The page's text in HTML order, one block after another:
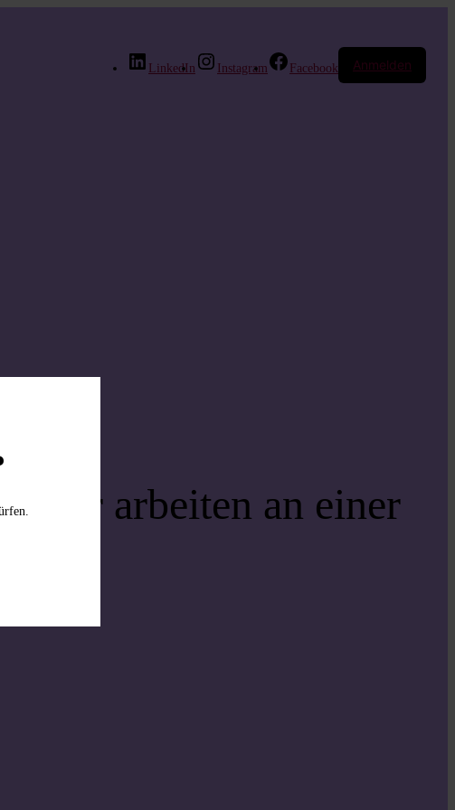
LinkedIn Instagram Facebook Anmelden
Wir arbeiten an einer